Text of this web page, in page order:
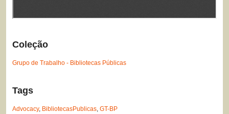
Coleção
Grupo de Trabalho - Bibliotecas Públicas
Tags
Advocacy, BibliotecasPublicas, GT-BP